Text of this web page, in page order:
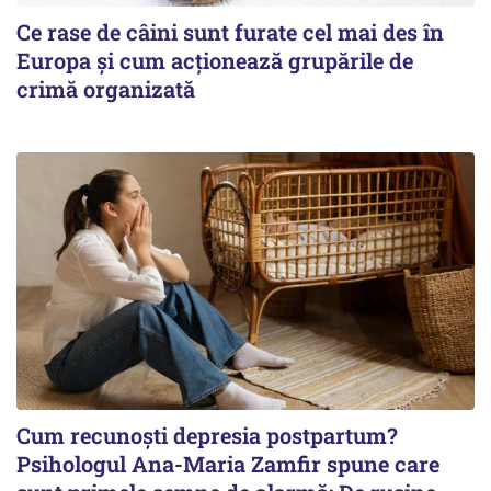
Ce rase de câini sunt furate cel mai des în
Europa și cum acționează grupările de
crimă organizată
Cum recunoști depresia postpartum?
Psihologul Ana-Maria Zamfir spune care